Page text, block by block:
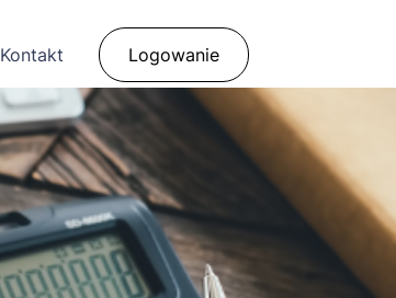
Kontakt Logowanie